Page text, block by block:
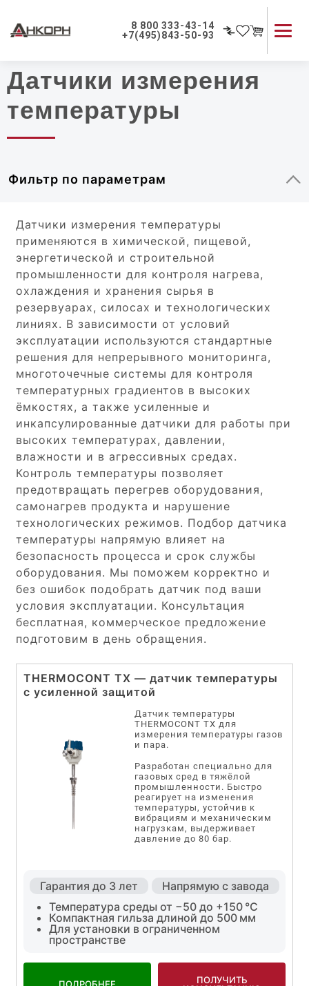
8 800 333-43-14
+7(495)843-50-93
Главная| Каталог
Датчики измерения
температуры
Фильтр по параметрам
Датчики измерения температуры
применяются в химической, пищевой,
энергетической и строительной
промышленности для контроля нагрева,
охлаждения и хранения сырья в
резервуарах, силосах и технологических
линиях. В зависимости от условий
эксплуатации используются стандартные
решения для непрерывного мониторинга,
многоточечные системы для контроля
температурных градиентов в высоких
ёмкостях, а также усиленные и
инкапсулированные датчики для работы при
высоких температурах, давлении,
влажности и в агрессивных средах.
Контроль температуры позволяет
предотвращать перегрев оборудования,
самонагрев продукта и нарушение
технологических режимов. Подбор датчика
температуры напрямую влияет на
безопасность процесса и срок службы
оборудования. Мы поможем корректно и
без ошибок подобрать датчик под ваши
условия эксплуатации. Консультация
бесплатная, коммерческое предложение
подготовим в день обращения.
THERMOCONT TX — датчик температуры
с усиленной защитой
Датчик температуры
THERMOCONT TX для
измерения температуры газов
и пара.
Разработан специально для
газовых сред в тяжёлой
промышленности. Быстро
реагирует на изменения
температуры, устойчив к
вибрациям и механическим
нагрузкам, выдерживает
давление до 80 бар.
Гарантия до 3 лет
Напрямую с завода
Температура среды от −50 до +150 °C
Компактная гильза длиной до 500 мм
Для установки в ограниченном
пространстве
ПОЛУЧИТЬ